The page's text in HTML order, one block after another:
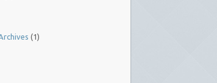
(1)